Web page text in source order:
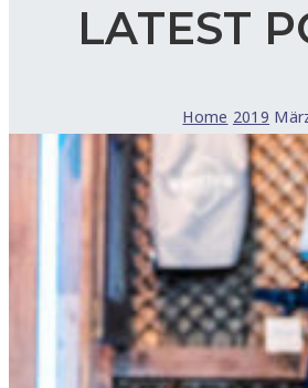
LATEST
Home 2019